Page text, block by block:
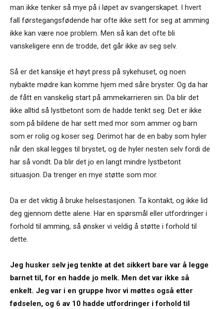
man ikke tenker så mye på i løpet av svangerskapet. I hvert
fall førstegangsfødende har ofte ikke sett for seg at amming
ikke kan være noe problem. Men så kan det ofte bli
vanskeligere enn de trodde, det går ikke av seg selv.
Så er det kanskje et høyt press på sykehuset, og noen
nybakte mødre kan komme hjem med såre bryster. Og da har
de fått en vanskelig start på ammekarrieren sin. Da blir det
ikke alltid så lystbetont som de hadde tenkt seg. Det er ikke
som på bildene de har sett med mor som ammer og barn
som er rolig og koser seg. Derimot har de en baby som hyler
når den skal legges til brystet, og de hyler nesten selv fordi de
har så vondt. Da blir det jo en langt mindre lystbetont
situasjon. Da trenger en mye støtte som mor.
Da er det viktig å bruke helsestasjonen. Ta kontakt, og ikke lid
deg gjennom dette alene. Har en spørsmål eller utfordringer i
forhold til amming, så ønsker vi veldig å støtte i forhold til
dette.
Jeg husker selv jeg tenkte at det sikkert bare var å legge
barnet til, for en hadde jo melk. Men det var ikke så
enkelt. Jeg var i en gruppe hvor vi møttes også etter
fødselen, og 6 av 10 hadde utfordringer i forhold til